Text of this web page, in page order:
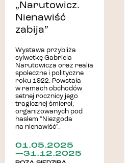
„Narutowicz.
Nienawiść
zabija”
Wystawa przybliża
sylwetkę Gabriela
Narutowicza oraz realia
społeczne i polityczne
roku 1922. Powstała
w ramach obchodów
setnej rocznicy jego
tragicznej śmierci,
organizowanych pod
hasłem "Niezgoda
na nienawiść".
01.05.2025
—31.12.2025